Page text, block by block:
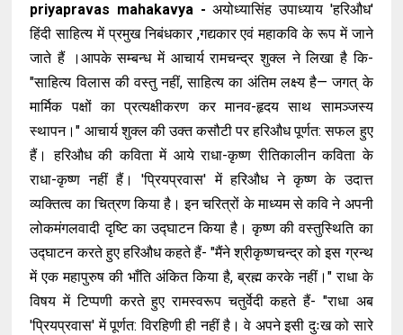
priyapravas mahakavya -अयोध्यासिंह उपाध्याय 'हरिऔध'
हिंदी साहित्य में प्रमुख निबंधकार ,गद्यकार एवं महाकवि के रूप में जाने
जाते हैं ।आपके सम्बन्ध में आचार्य रामचन्द्र शुक्ल ने लिखा है कि-
"साहित्य विलास की वस्तु नहीं, साहित्य का अंतिम लक्ष्य है— जगत् के
मार्मिक पक्षों का प्रत्यक्षीकरण कर मानव-हृदय साथ सामञ्जस्य
स्थापन।" आचार्य शुक्ल की उक्त कसौटी पर हरिऔध पूर्णत: सफल हुए
हैं। हरिऔध की कविता में आये राधा-कृष्ण रीतिकालीन कविता के
राधा-कृष्ण नहीं हैं। 'प्रियप्रवास' में हरिऔध ने कृष्ण के उदात्त
व्यक्तित्व का चित्रण किया है। इन चरित्रों के माध्यम से कवि ने अपनी
लोकमंगलवादी दृष्टि का उद्घाटन किया है। कृष्ण की वस्तुस्थिति का
उद्घाटन करते हुए हरिऔध कहते हैं- "मैंने श्रीकृष्णचन्द्र को इस ग्रन्थ
में एक महापुरुष की भाँति अंकित किया है, ब्रह्म करके नहीं।" राधा के
विषय में टिप्पणी करते हुए रामस्वरूप चतुर्वेदी कहते हैं- "राधा अब
'प्रियप्रवास' में पूर्णत: विरहिणी ही नहीं है। वे अपने इसी दुःख को सारे